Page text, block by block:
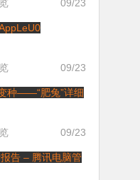
09/23
09/23
种——“肥兔”详细
09/23
告 – 腾讯电脑管